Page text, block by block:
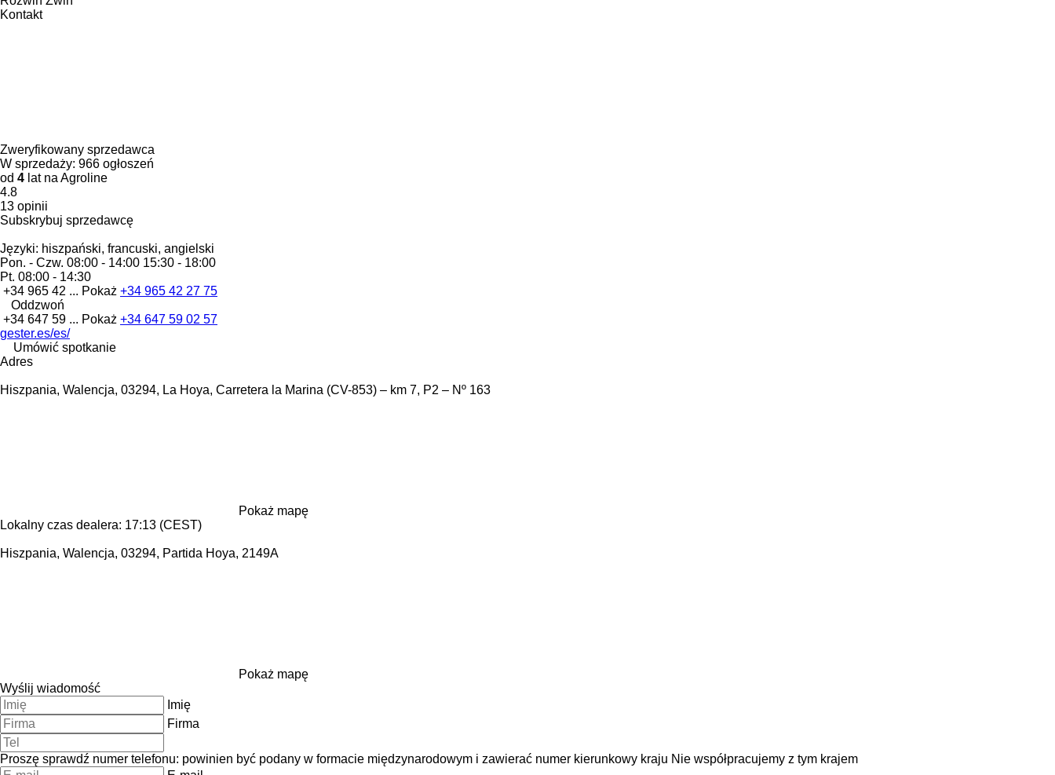
Kontakt
Zweryfikowany sprzedawca
W sprzedaży: 966 ogłoszeń
od 4 lat na Agroline
4.8
13 opinii
Subskrybuj sprzedawcę
Języki: hiszpański, francuski, angielski
Pon. - Czw. 08:00 - 14:00 15:30 - 18:00
Pt. 08:00 - 14:30
+34 965 42 ... Pokaż +34 965 42 27 75
Oddzwoń
+34 647 59 ... Pokaż +34 647 59 02 57
gester.es/es/
Umówić spotkanie
Adres
Hiszpania, Walencja, 03294, La Hoya, Carretera la Marina (CV-853) – km 7, P2 – Nº 163
Pokaż mapę
Lokalny czas dealera: 17:13 (CEST)
Hiszpania, Walencja, 03294, Partida Hoya, 2149A
Pokaż mapę
Wyślij wiadomość
Imię
Firma
Proszę sprawdź numer telefonu: powinien być podany w formacie międzynarodowym i zawierać numer kierunkowy kraju Nie współpracujemy z tym krajem